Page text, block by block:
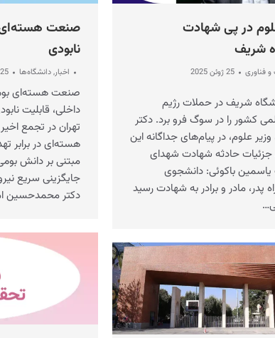
صنعت هسته‌ای
نابودی
اخبار,دانشگاه‌ها 25 ژوئن 2025
صنعت هسته‌ای
داخلی، قابلیت
تهران در تجمع
هسته‌ای در برابر
مبتنی بر دانش
جایگزینی سریع
دکتر محمدحسین
در پی شهادت
شریف
و فناوری
25 ژوئن 2025
شریف در حملات رژیم
کشور را در سوگ فرو برد. دکتر
علوم، در پیام‌های جداگانه این
حادثه شهادت شهدای
باکوئی: دانشجوی
پدر، مادر و برادر به شهادت رسید